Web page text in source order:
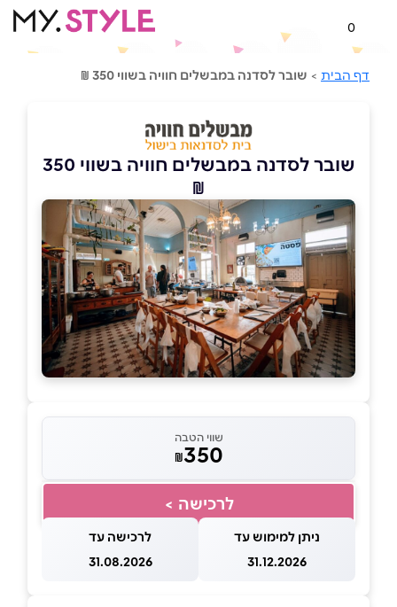
0
דף הבית > שובר לסדנה במבשלים חוויה בשווי 350 ₪
שובר לסדנה במבשלים חוויה בשווי 350
₪
שווי הטבה
₪350
לרכישה >
ניתן למימוש עד
31.12.2026
לרכישה עד
31.08.2026